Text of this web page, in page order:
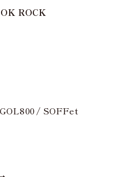
ROCK
/ SOFFet